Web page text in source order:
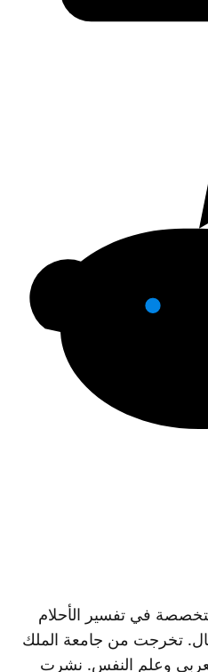
في تفسير الأحلام
تخرجت من جامعة الملك
وعلم النفس. نشرت